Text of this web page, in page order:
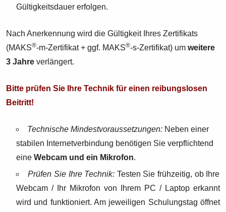
Gültigkeitsdauer erfolgen.
Nach Anerkennung wird die Gültigkeit Ihres Zertifikats
(MAKS®-m-Zertifikat + ggf. MAKS®-s-Zertifikat) umweitere
3 Jahre verlängert.
Bitte prüfen Sie Ihre Technik für einen reibungslosen
Beitritt!
Technische Mindestvoraussetzungen: Neben einer
stabilen Internetverbindung benötigen Sie verpflichtend
eineWebcam und ein Mikrofon.
Prüfen Sie Ihre Technik: Testen Sie frühzeitig, ob Ihre
Webcam / Ihr Mikrofon von Ihrem PC / Laptop erkannt
wird und funktioniert. Am jeweiligen Schulungstag öffnet